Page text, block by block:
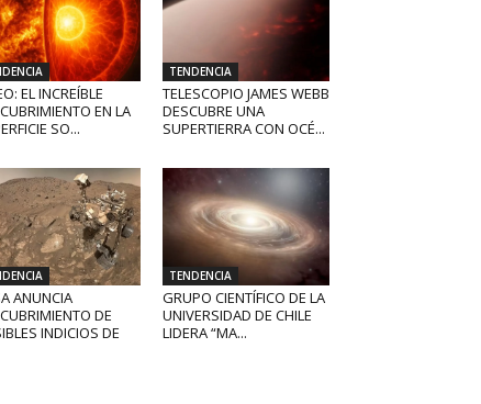
EL INCREÍBLE
EN LA
SO...
TENDENCIA
TELESCOPIO JAMES WEBB
DESCUBRE UNA
SUPERTIERRA CON OCÉ...
ANUNCIA
DE
INDICIOS DE
TENDENCIA
GRUPO CIENTÍFICO DE LA
UNIVERSIDAD DE CHILE
LIDERA “MA...